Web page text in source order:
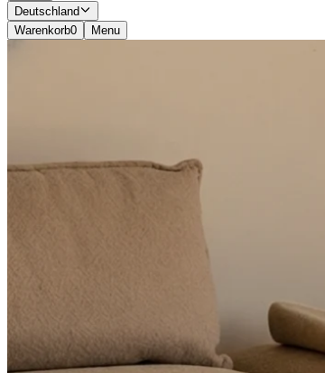
Deutschland
Warenkorb0 Menu